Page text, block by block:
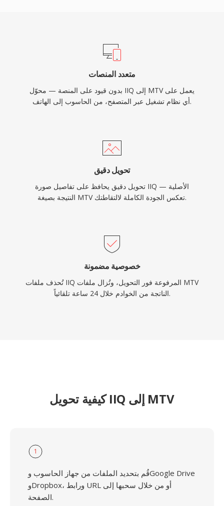
متعدد المنصات
بدون قيود على المنصة — محوّل IIQ إلى MTV يعمل على
أي نظام تشغيل عبر المتصفح، من الحاسوب إلى الهاتف.
تحويل دقيق
تحويل دقيق يحافظ على تفاصيل صورة IIQ الأصلية —
النتيجة بصيغة MTV تعكس الجودة الكاملة لالتقاطتك.
خصوصية مضمونة
تُحذف ملفات IIQ المرفوعة فور التحويل، وتُزال ملفات MTV
الناتجة من الخوادم خلال 24 ساعة تلقائياً.
كيفية تحويل IIQ إلى MTV
1
قُم بتحديد الملفات من جهاز الحاسوب وGoogle Drive
وDropbox، ورابط URL أو من خلال سحبها إلى
الصفحة.